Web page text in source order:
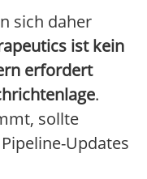
sich daher
ist kein
erfordert
.
sollte
Updates